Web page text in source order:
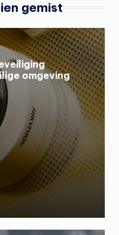
gemist
omgeving